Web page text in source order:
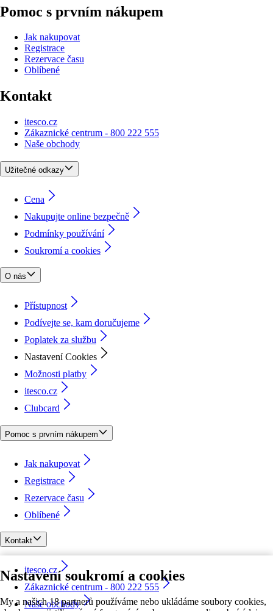
Nastavení soukromí a cookies
My a našich 18 partnerů používáme nebo ukládáme soubory cookies,
Pomoc s prvním nákupem
Jak nakupovat
Registrace
Rezervace času
Oblíbené
Kontakt
itesco.cz
Zákaznické centrum - 800 222 555
Naše obchody
Užitečné odkazy
Cena
Nakupujte online bezpečně
Podmínky používání
Soukromí a cookies
O nás
Přístupnost
Podívejte se, kam doručujeme
Poplatek za službu
Nastavení Cookies
Možnosti platby
itesco.cz
Clubcard
Pomoc s prvním nákupem
Jak nakupovat
Registrace
Rezervace času
Oblíbené
Kontakt
itesco.cz
Zákaznické centrum - 800 222 555
Naše obchody